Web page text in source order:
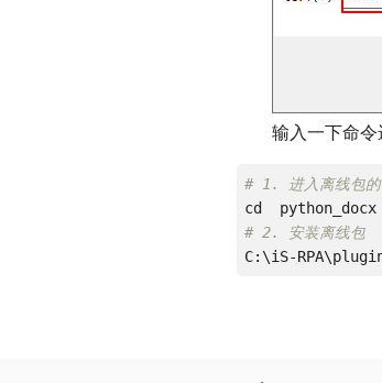
输入一下命
# 1. 进入离线包的
cd  python_docx
# 2. 安装离线包